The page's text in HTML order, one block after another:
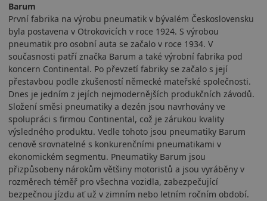
Barum
První fabrika na výrobu pneumatik v bývalém Československu
byla postavena v Otrokovicích v roce 1924. S výrobou
pneumatik pro osobní auta se začalo v roce 1934. V
současnosti patří značka Barum a také výrobní fabrika pod
koncern Continental. Po převzetí fabriky se začalo s její
přestavbou podle zkušeností německé mateřské společnosti.
Dnes je jedním z jejích nejmodernějších produkčních závodů.
Složení směsi pneumatiky a dezén jsou navrhovány ve
spolupráci s firmou Continental, což je zárukou kvality
výsledného produktu. Vedle tohoto jsou pneumatiky Barum
cenově srovnatelné s konkurenčními pneumatikami v
ekonomickém segmentu. Pneumatiky Barum jsou
přizpůsobeny nárokům většiny motoristů a jsou vyráběny v
rozměrech téměř pro všechna vozidla, zabezpečující
bezpečnou jízdu ať už v zimním nebo letním ročním období.